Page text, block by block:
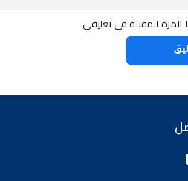
المقبلة في تعليقي.